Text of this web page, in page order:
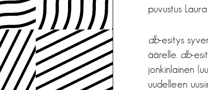
puvustus
db-esitys
äärelle. db-
jonkinlainen
uudelleen